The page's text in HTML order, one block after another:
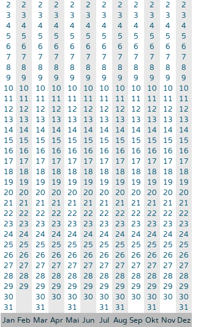
Jan Feb Mar Apr Mai Jun Jul Aug Sep Okt Nov Dez
2
2 2 2 2 2 2 2 2 2 2
2
3
3 3 3 3 3 3 3 3 3 3
3
4
4 4 4 4 4 4 4 4 4 4
4
5
5 5 5 5 5 5 5 5 5 5
5
6
6 6 6 6 6 6 6 6 6 6
6
7
7 7 7 7 7 7 7 7 7 7
7
8
8 8 8 8 8 8 8 8 8 8
8
9
9 9 9 9 9 9 9 9 9 9
9
10
10 10 10 10 10 10 10 10 10 10
10
11
11 11 11 11 11 11 11 11 11 11
11
12
12 12 12 12 12 12 12 12 12 12
12
13
13 13 13 13 13 13 13 13 13 13
13
14
14 14 14 14 14 14 14 14 14 14
14
15
15 15 15 15 15 15 15 15 15 15
15
16
16 16 16 16 16 16 16 16 16 16
16
17
17 17 17 17 17 17 17 17 17 17
17
18
18 18 18 18 18 18 18 18 18 18
18
19
19 19 19 19 19 19 19 19 19 19
19
20
20 20 20 20 20 20 20 20 20 20
20
21
21 21 21 21 21 21 21 21 21 21
21
22
22 22 22 22 22 22 22 22 22 22
22
23
23 23 23 23 23 23 23 23 23 23
23
24
24 24 24 24 24 24 24 24 24 24
24
25
25 25 25 25 25 25 25 25 25 25
25
26
26 26 26 26 26 26 26 26 26 26
26
27
27 27 27 27 27 27 27 27 27 27
27
28
28 28 28 28 28 28 28 28 28 28
28
29
29 29 29 29 29 29 29 29 29 29
29
30
30 30 30 30 30 30 30 30 30
30
31
31 31 31 31 31 31